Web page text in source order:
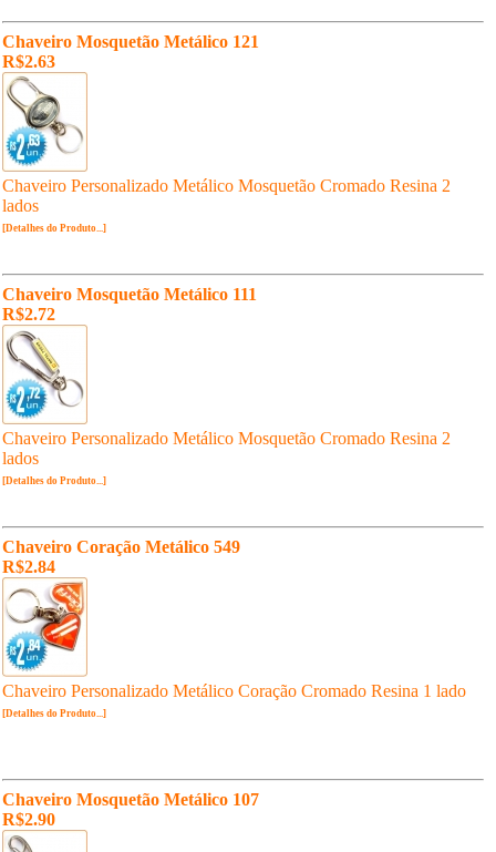
Chaveiro Mosquetão Metálico 121
R$2.63
Chaveiro Personalizado Metálico Mosquetão Cromado Resina 2
lados
[Detalhes do Produto...]
Chaveiro Mosquetão Metálico 111
R$2.72
Chaveiro Personalizado Metálico Mosquetão Cromado Resina 2
lados
[Detalhes do Produto...]
Chaveiro Coração Metálico 549
R$2.84
Chaveiro Personalizado Metálico Coração Cromado Resina 1 lado
[Detalhes do Produto...]
Chaveiro Mosquetão Metálico 107
R$2.90